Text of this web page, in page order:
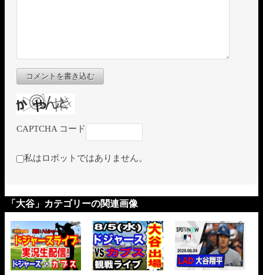
コメントを書き込む
CAPTCHA コード
私はロボットではありません。
「大谷」カテゴリーの関連画像